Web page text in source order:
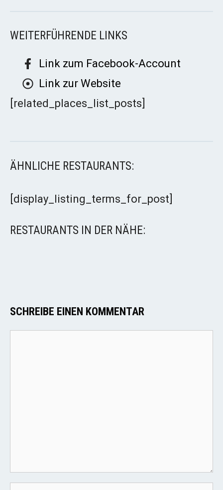
WEITERFÜHRENDE LINKS
Link zum Facebook-Account
Link zur Website
[related_places_list_posts]
ÄHNLICHE RESTAURANTS:
[display_listing_terms_for_post]
RESTAURANTS IN DER NÄHE:
SCHREIBE EINEN KOMMENTAR